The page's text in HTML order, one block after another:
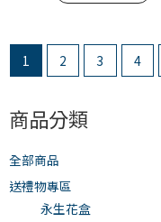
商品分類
全部商品
送禮物專區
永生花盒
1 2 3 4